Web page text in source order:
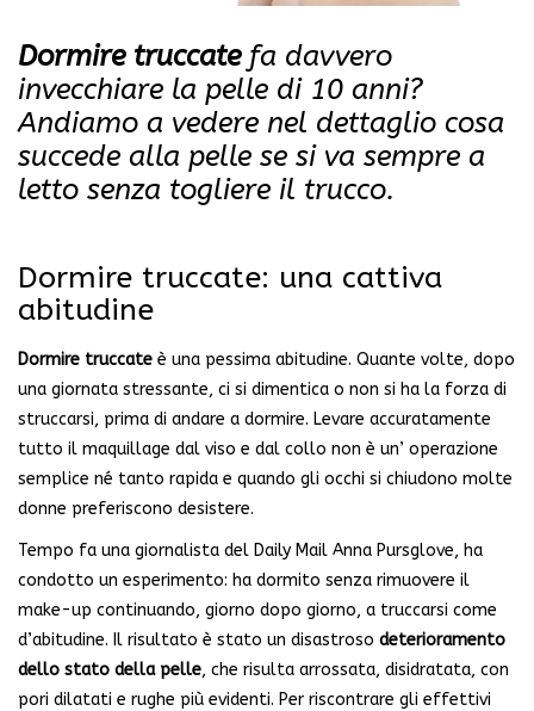
Dormire truccatefa davvero
invecchiare la pelle di 10 anni?
Andiamo a vedere nel dettaglio cosa
succede alla pelle se si va sempre a
letto senza togliere il trucco.
Dormire truccate: una cattiva
abitudine
Dormire truccate è una pessima abitudine. Quante volte, dopo
una giornata stressante, ci si dimentica o non si ha la forza di
struccarsi, prima di andare a dormire. Levare accuratamente
tutto il maquillage dal viso e dal collo non è un’ operazione
semplice né tanto rapida e quando gli occhi si chiudono molte
donne preferiscono desistere.
Tempo fa una giornalista del Daily Mail Anna Pursglove, ha
condotto un esperimento: ha dormito senza rimuovere il
make-up continuando, giorno dopo giorno, a truccarsi come
d’abitudine. Il risultato è stato un disastroso deterioramento
dello stato della pelle, che risulta arrossata, disidratata, con
pori dilatati e rughe più evidenti. Per riscontrare gli effettivi